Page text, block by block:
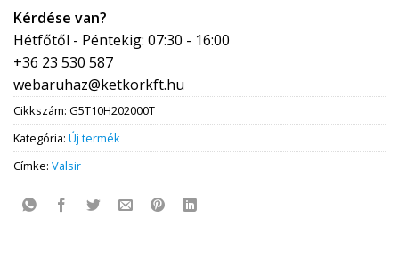
Kérdése van?
Hétfőtől - Péntekig: 07:30 - 16:00
+36 23 530 587
webaruhaz@ketkorkft.hu
Cikkszám: G5T10H202000T
Kategória: Új termék
Címke: Valsir